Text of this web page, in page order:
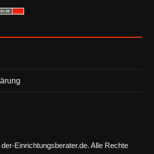
Einrichtungsberater.de. Alle Rechte